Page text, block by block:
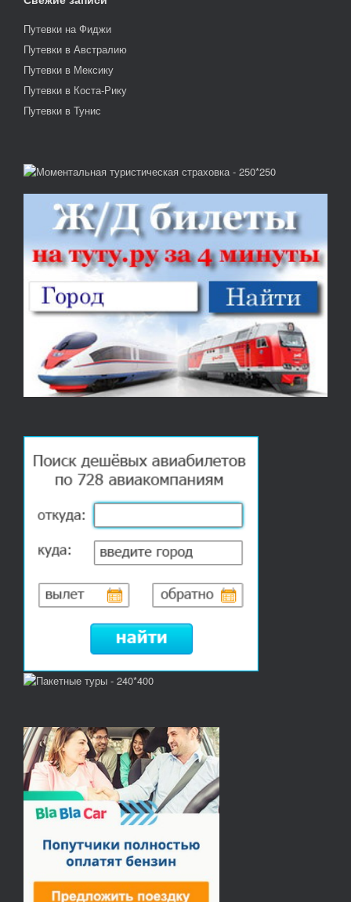
Путевки на Фиджи
Путевки в Австралию
Путевки в Мексику
Путевки в Коста-Рику
Путевки в Тунис